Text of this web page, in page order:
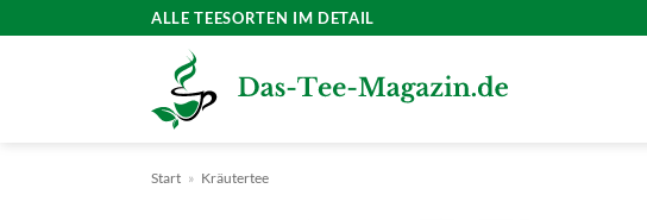
ALLE TEESORTEN IM DETAIL
Start » Kräutertee